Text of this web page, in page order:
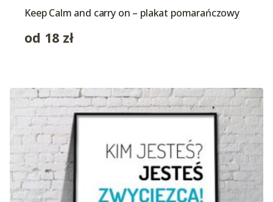
Keep Calm and carry on – plakat pomarańczowy
od 18 zł